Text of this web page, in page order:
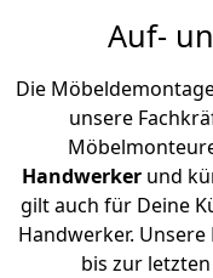
Auf-
Die
unsere
Handwerker und
gilt auch für Deine
Handwerker.
bis zur